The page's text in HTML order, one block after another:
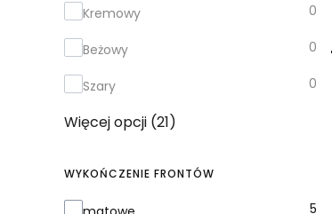
Kremowy 0
Beżowy 0
Szary 0
Więcej opcji (21)
WYKOŃCZENIE FRONTÓW
Wykończenie frontów 5